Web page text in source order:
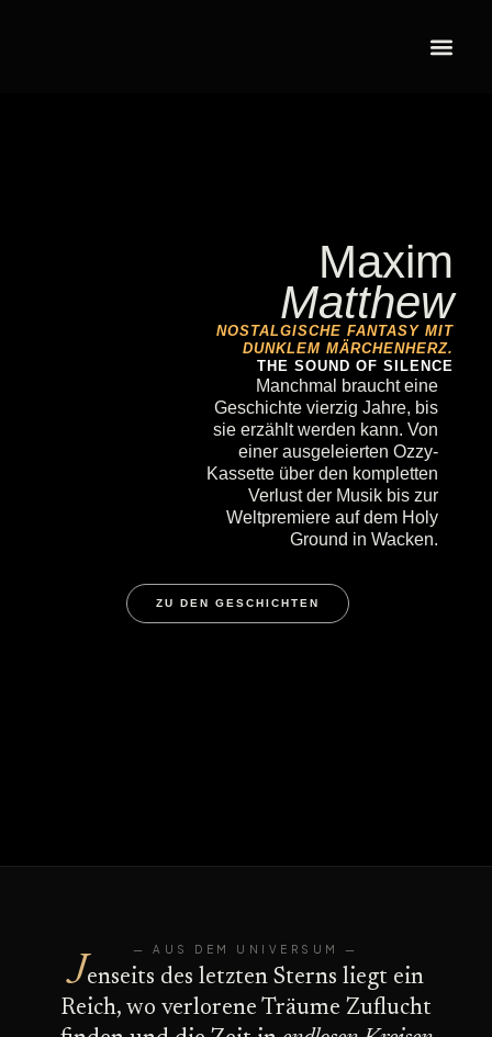
Maxim
Matthew
NOSTALGISCHE FANTASY MIT
DUNKLEM MÄRCHENHERZ.
THE SOUND OF SILENCE
Manchmal braucht eine
Geschichte vierzig Jahre, bis
sie erzählt werden kann. Von
einer ausgeleierten Ozzy-
Kassette über den kompletten
Verlust der Musik bis zur
Weltpremiere auf dem Holy
Ground in Wacken.
ZU DEN GESCHICHTEN
— AUS DEM UNIVERSUM —
Jenseits des letzten Sterns liegt ein
Reich, wo verlorene Träume Zuflucht